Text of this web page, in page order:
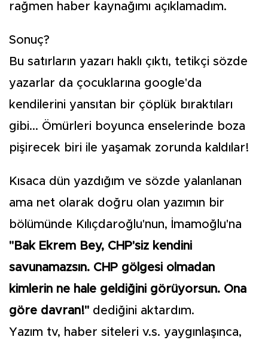
rağmen haber kaynağımı açıklamadım.
Sonuç?
Bu satırların yazarı haklı çıktı, tetikçi sözde
yazarlar da çocuklarına google'da
kendilerini yansıtan bir çöplük bıraktıları
gibi... Ömürleri boyunca enselerinde boza
pişirecek biri ile yaşamak zorunda kaldılar!
Kısaca dün yazdığım ve sözde yalanlanan
ama net olarak doğru olan yazımın bir
bölümünde Kılıçdaroğlu'nun, İmamoğlu'na
"Bak Ekrem Bey, CHP'siz kendini
savunamazsın. CHP gölgesi olmadan
kimlerin ne hale geldiğini görüyorsun. Ona
göre davran!" dediğini aktardım.
Yazım tv, haber siteleri v.s. yaygınlaşınca,